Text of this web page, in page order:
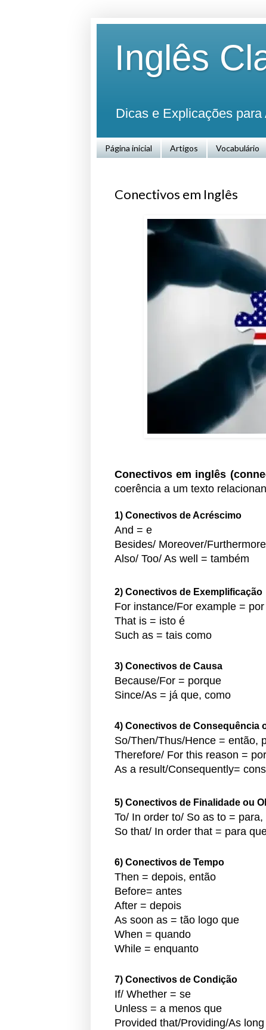
Inglês
Dicas e Explicações
Página inicial Artigos Vocabulário
Conectivos em Inglês
Conectivos em inglês
coerência a um texto
1) Conectivos de Acréscimo
And = e
Besides/ Moreover/
Also/ Too/ As well = também
2) Conectivos de Exemplificação
For instance/For example =
That is = isto é
Such as = tais como
3) Conectivos de Causa
Because/For = porque
Since/As = já que, como
4) Conectivos de Consequência
So/Then/Thus/Hence = então,
Therefore/ For this reason =
As a result/Consequently=
5) Conectivos de Finalidade ou
To/ In order to/ So as to =
So that/ In order that = para
6) Conectivos de Tempo
Then = depois, então
Before= antes
After = depois
As soon as = tão logo que
When = quando
While = enquanto
7) Conectivos de Condição
If/ Whether = se
Unless = a menos que
Provided that/Providing/As